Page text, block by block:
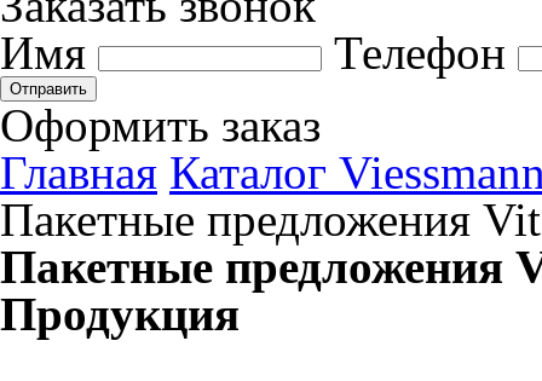
Имя
Телефон
Отправить
Оформить заказ
Главная Каталог
Пакетные предложения
Пакетные предложения
Продукция